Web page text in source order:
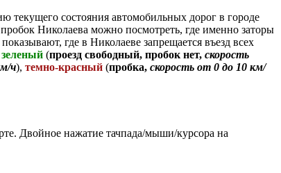
текущего состояния автомобильных дорог в городе
Николаева можно посмотреть, где именно заторы
где в Николаеве запрещается въезд всех
зеленый (проезд свободный, пробок нет, скорость
ч), темно-красный (пробка, скорость от 0 до 10 км/
Двойное нажатие тачпада/мыши/курсора на